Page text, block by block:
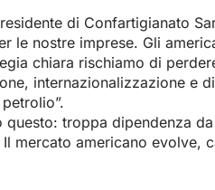
di Confartigianato
le nostre imprese. Gli
chiara rischiamo di
internazionalizzazione e
questo: troppa dipendenza
mercato americano evolve,